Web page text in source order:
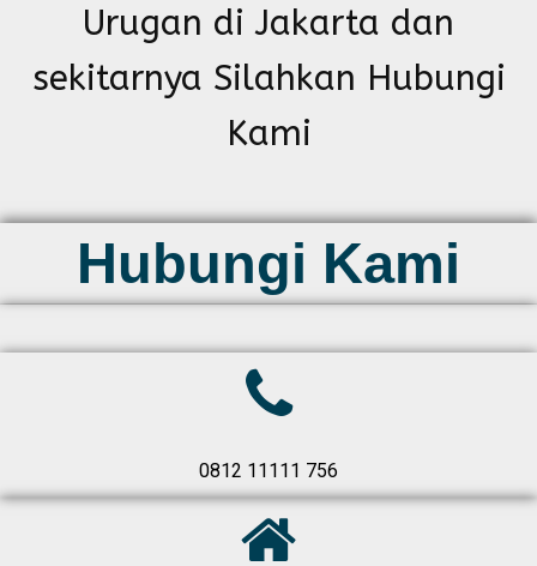
Urugan di Jakarta dan
sekitarnya Silahkan Hubungi
Kami
Hubungi Kami
0812 11111 756